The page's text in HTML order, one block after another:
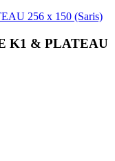
K1 & PLATEAU